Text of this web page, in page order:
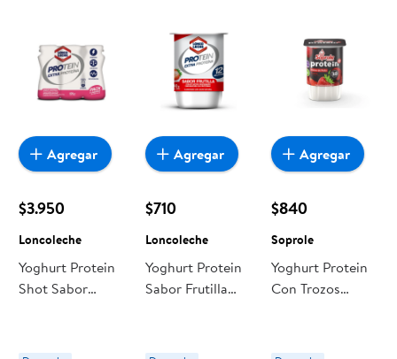
$3.950
Loncoleche
Yoghurt Protein
Shot Sabor
Loncoleche
Agregar
$710
Loncoleche
Yoghurt Protein
Sabor Frutilla
Agregar
$840
Soprole
Yoghurt Protein
Con Trozos
Soprole
Agregar